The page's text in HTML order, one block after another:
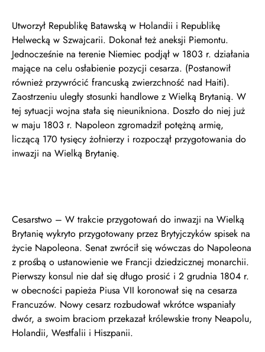
Utworzył Republikę Batawską w Holandii i Republikę
Helwecką w Szwajcarii. Dokonał też aneksji Piemontu.
Jednocześnie na terenie Niemiec podjął w 1803 r. działania
mające na celu osłabienie pozycji cesarza. (Postanowił
również przywrócić francuską zwierzchność nad Haiti).
Zaostrzeniu uległy stosunki handlowe z Wielką Brytanią. W
tej sytuacji wojna stała się nieunikniona. Doszło do niej już
w maju 1803 r. Napoleon zgromadził potężną armię,
liczącą 170 tysięcy żołnierzy i rozpoczął przygotowania do
inwazji na Wielką Brytanię.
Cesarstwo – W trakcie przygotowań do inwazji na Wielką
Brytanię wykryto przygotowany przez Brytyjczyków spisek na
życie Napoleona. Senat zwrócił się wówczas do Napoleona
z prośbą o ustanowienie we Francji dziedzicznej monarchii.
Pierwszy konsul nie dał się długo prosić i 2 grudnia 1804 r.
w obecności papieża Piusa VII koronował się na cesarza
Francuzów. Nowy cesarz rozbudował wkrótce wspaniały
dwór, a swoim braciom przekazał królewskie trony Neapolu,
Holandii, Westfalii i Hiszpanii.